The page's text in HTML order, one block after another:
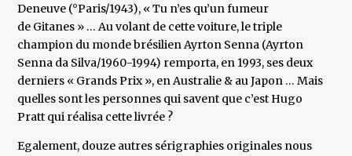
Deneuve (°Paris/1943), « Tu n’es qu’un fumeur
de Gitanes » … Au volant de cette voiture, le triple
champion du monde brésilien Ayrton Senna (Ayrton
Senna da Silva/1960-1994) remporta, en 1993, ses deux
derniers « Grands Prix », en Australie & au Japon … Mais
quelles sont les personnes qui savent que c’est Hugo
Pratt qui réalisa cette livrée ?
Egalement, douze autres sérigraphies originales nous